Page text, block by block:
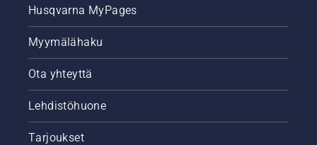
Husqvarna MyPages
Myymälähaku
Ota yhteyttä
Lehdistöhuone
Tarjoukset